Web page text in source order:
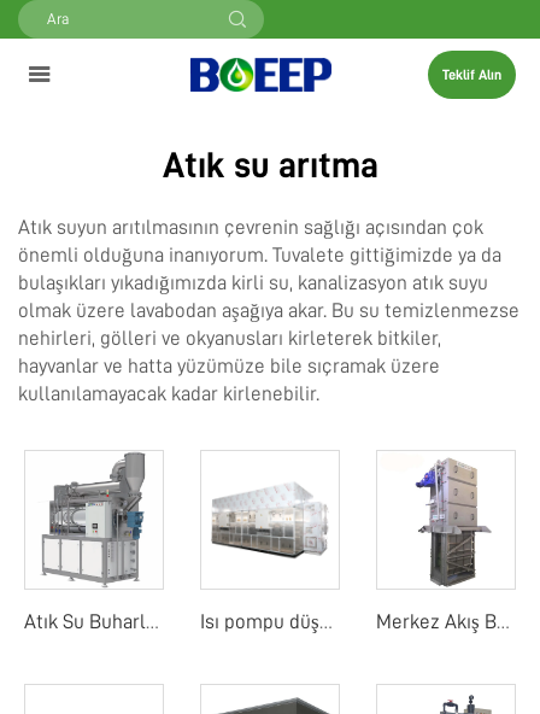
Teklif Alın
Atık su arıtma
Atık suyun arıtılmasının çevrenin sağlığı açısından çok
önemli olduğuna inanıyorum. Tuvalete gittiğimizde ya da
bulaşıkları yıkadığımızda kirli su, kanalizasyon atık suyu
olmak üzere lavabodan aşağıya akar. Bu su temizlenmezse
nehirleri, gölleri ve okyanusları kirleterek bitkiler,
hayvanlar ve hatta yüzümüze bile sıçramak üzere
kullanılamayacak kadar kirlenebilir.
Atık Su Buharlaştırıcı Isı pompu düşük sıcaklık bant kurutma makinesi Merkez Akış Bant Ekranı